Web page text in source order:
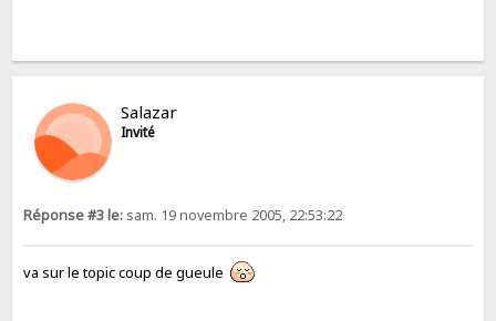
Salazar
Invité
Réponse #3 le: sam. 19 novembre 2005, 22:53:22
va sur le topic coup de gueule